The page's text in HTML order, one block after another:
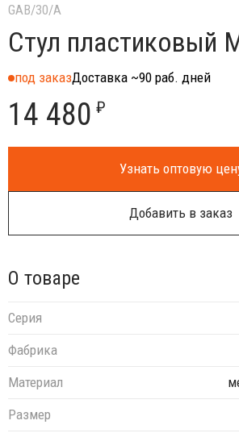
GAB/30/A
Стул пластиковый
под заказДоставка ~90 раб. дней
14 480 ₽
Узнать оптовую
Добавить в заказ
О товаре
Серия
Фабрика
Материал
Размер